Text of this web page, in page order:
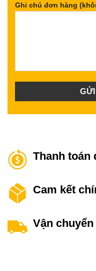
Ghi chú đơn hàng
Thanh toán
Cam kết
Vận